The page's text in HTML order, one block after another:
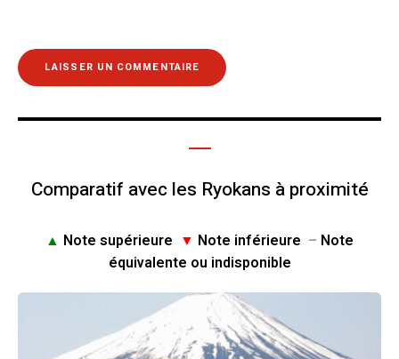
Comparatif avec les Ryokans à proximité
▲ Note supérieure ▼ Note inférieure – Note
équivalente ou indisponible